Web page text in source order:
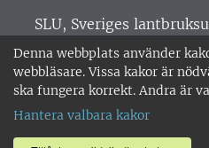
Denna webbplats använder
webbläsare. Vissa kakor är
ska fungera korrekt. Andra är
Hantera valbara kakor
SLU, Sveriges
verksamhet över hela
Alnarp, Uppsala och
miljöcertifierat enligt ISO
018-67 10 00 • Org nr: